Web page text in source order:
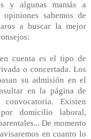
y algunas mamás a
sabemos de
a buscar la mejor
cuenta es el tipo de
o concertada. Los
su admisión en el
en la página de
Existen
domicilio laboral,
De momento
en cuanto lo